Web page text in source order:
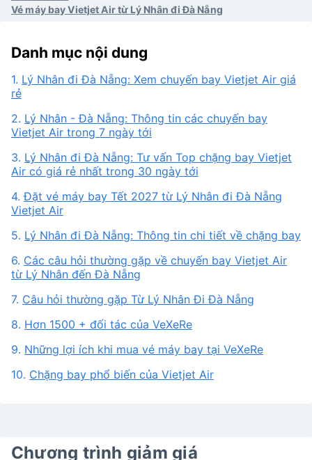
Vé máy bay Vietjet Air từ Lý Nhân đi Đà Nẵng
Danh mục nội dung
1. Lý Nhân đi Đà Nẵng: Xem chuyến bay Vietjet Air giá
rẻ
2. Lý Nhân - Đà Nẵng: Thông tin các chuyến bay
Vietjet Air trong 7 ngày tới
3. Lý Nhân đi Đà Nẵng: Tư vấn Top chặng bay Vietjet
Air có giá rẻ nhất trong 30 ngày tới
4.Đặt vé máy bay Tết 2027 từ Lý Nhân đi Đà Nẵng
Vietjet Air
5. Lý Nhân đi Đà Nẵng: Thông tin chi tiết về chặng bay
6. Các câu hỏi thường gặp về chuyến bay Vietjet Air
từ Lý Nhân đến Đà Nẵng
7. Câu hỏi thường gặp Từ Lý Nhân Đi Đà Nẵng
8. Hơn 1500 + đối tác của VeXeRe
9. Những lợi ích khi mua vé máy bay tại VeXeRe
10. Chặng bay phổ biến của Vietjet Air
Chương trình giảm giá